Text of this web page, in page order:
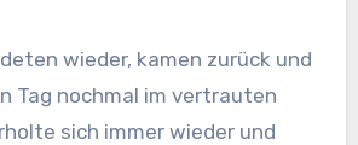
wieder, kamen zurück und
Tag nochmal im vertrauten
sich immer wieder und